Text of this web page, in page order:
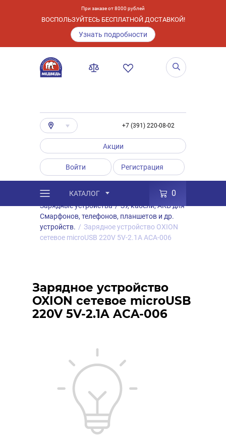
При заказе от 8000 рублей
ВОСПОЛЬЗУЙТЕСЬ БЕСПЛАТНОЙ ДОСТАВКОЙ!
Узнать подробности
+7 (391) 220-08-02
Акции
Войти Регистрация
КАТАЛОГ 0
Каталог / Товары Аксессуары
/
Зарядные устройства / ЗУ, кабели, АКБ для
Смарфонов, телефонов, планшетов и др.
устройств. / Зарядное устройство OXION
сетевое microUSB 220V 5V-2.1A ACA-006
Зарядное устройство
OXION сетевое microUSB
220V 5V-2.1A ACA-006